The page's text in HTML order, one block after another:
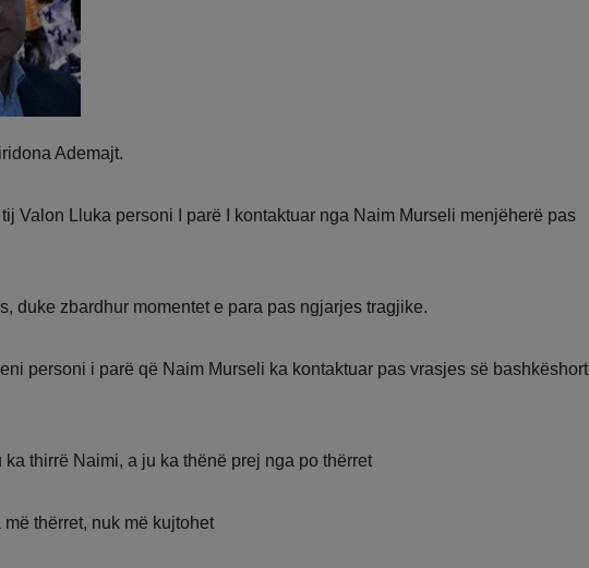
Ademajt.
Valon Lluka personi I parë I kontaktuar nga Naim Murseli menjëherë pas
duke zbardhur momentet e para pas ngjarjes tragjike.
personi i parë që Naim Murseli ka kontaktuar pas vrasjes së
thirrë Naimi, a ju ka thënë prej nga po thërret
thërret, nuk më kujtohet